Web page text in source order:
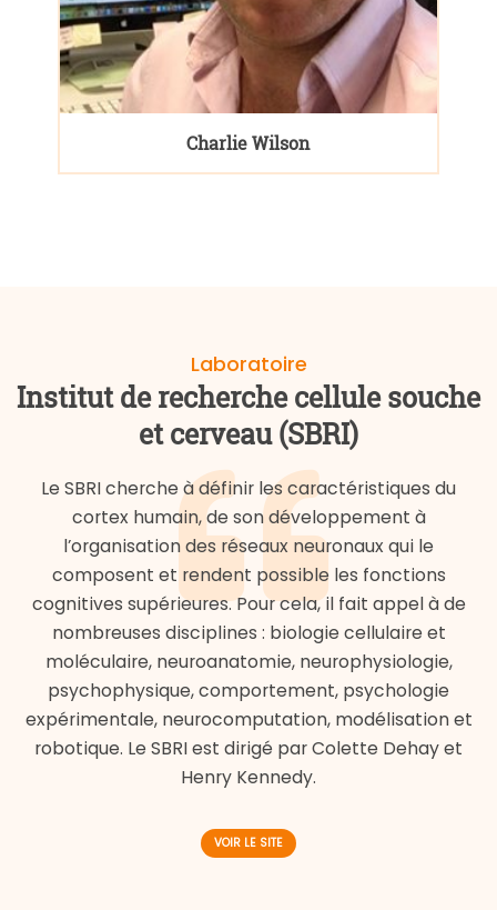
Charlie Wilson
Laboratoire
Institut de recherche cellule souche
et cerveau (SBRI)
Le SBRI cherche à définir les caractéristiques du
cortex humain, de son développement à
l’organisation des réseaux neuronaux qui le
composent et rendent possible les fonctions
cognitives supérieures. Pour cela, il fait appel à de
nombreuses disciplines : biologie cellulaire et
moléculaire, neuroanatomie, neurophysiologie,
psychophysique, comportement, psychologie
expérimentale, neurocomputation, modélisation et
robotique. Le SBRI est dirigé par Colette Dehay et
Henry Kennedy.
VOIR LE SITE